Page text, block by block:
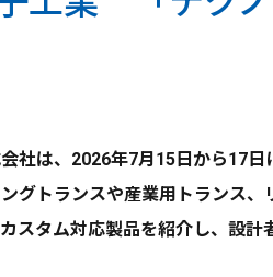
社は、2026年7月15日から17
グトランスや産業用トランス
スタム対応製品を紹介し、設